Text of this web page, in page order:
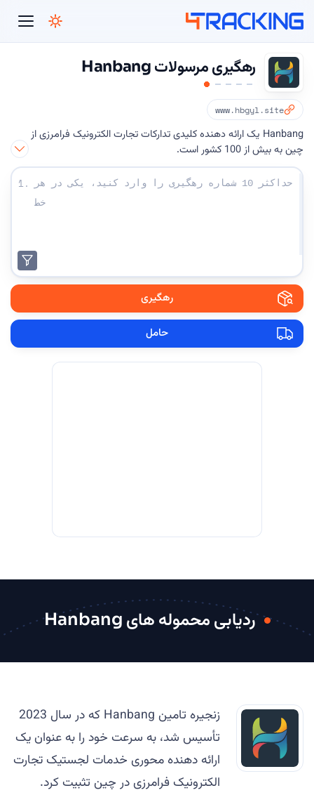
4Tracking
رهگیری مرسولات Hanbang
www.hbgyl.site
Hanbang یک ارائه دهنده کلیدی تدارکات تجارت الکترونیک فرامرزی از
چین به بیش از 100 کشور است.
شماره های رهگیری خود را وارد کنید: 1.
رهگیری
حامل
ردیابی محموله های Hanbang
زنجیره تامین Hanbang که در سال 2023
تأسیس شد، به سرعت خود را به عنوان یک
ارائه دهنده محوری خدمات لجستیک تجارت
الکترونیک فرامرزی در چین تثبیت کرد.